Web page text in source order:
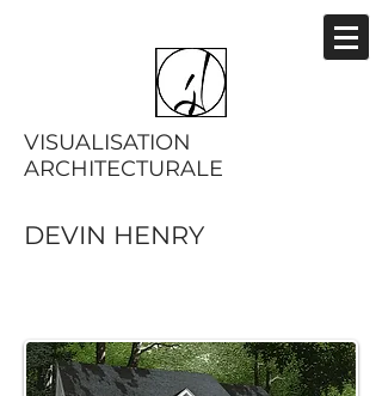
VISUALISATION
ARCHITECTURALE
DEVIN HENRY